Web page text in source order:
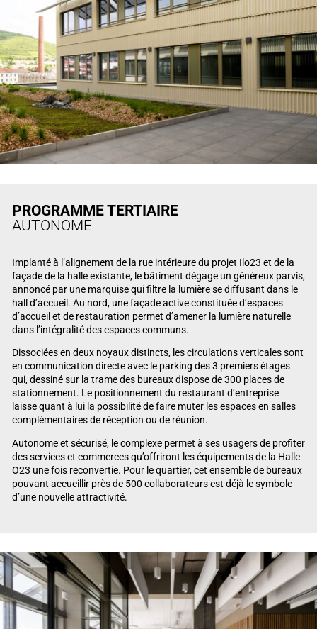
PROGRAMME TERTIAIRE
AUTONOME
Implanté à l’alignement de la rue intérieure du projet Ilo23 et de la
façade de la halle existante, le bâtiment dégage un généreux parvis,
annoncé par une marquise qui filtre la lumière se diffusant dans le
hall d’accueil. Au nord, une façade active constituée d’espaces
d’accueil et de restauration permet d’amener la lumière naturelle
dans l’intégralité des espaces communs.
Dissociées en deux noyaux distincts, les circulations verticales sont
en communication directe avec le parking des 3 premiers étages
qui, dessiné sur la trame des bureaux dispose de 300 places de
stationnement. Le positionnement du restaurant d’entreprise
laisse quant à lui la possibilité de faire muter les espaces en salles
complémentaires de réception ou de réunion.
Autonome et sécurisé, le complexe permet à ses usagers de profiter
des services et commerces qu’offriront les équipements de la Halle
O23 une fois reconvertie. Pour le quartier, cet ensemble de bureaux
pouvant accueillir près de 500 collaborateurs est déjà le symbole
d’une nouvelle attractivité.